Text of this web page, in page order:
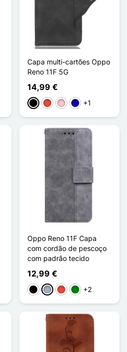
Capa multi-cartões Oppo
Reno 11F 5G
14,99 €
PretoVermelho
RosaAzul Escuro
+1
Oppo Reno 11F Capa
com cordão de pescoço
com padrão tecido
12,99 €
PretoCinzentoVermelho
Verde
+2